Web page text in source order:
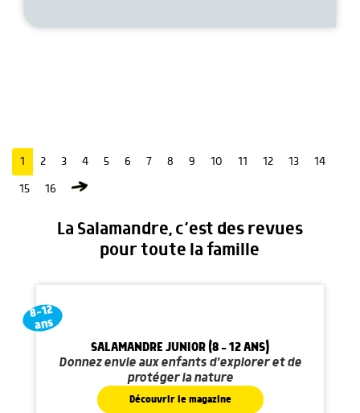
1 2 3 4 5 6 7 8 9 10 11 12 13 14
15 16
La Salamandre, c’est des revues
pour toute la famille
8-12
ans
SALAMANDRE JUNIOR (8 - 12 ANS)
Donnez envie aux enfants d'explorer et de
protéger la nature
Découvrir le magazine